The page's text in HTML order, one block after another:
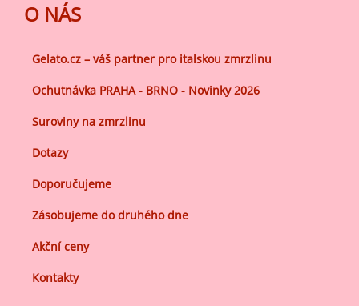
O NÁS
Gelato.cz – váš partner pro italskou zmrzlinu
Ochutnávka PRAHA - BRNO - Novinky 2026
Suroviny na zmrzlinu
Dotazy
Doporučujeme
Zásobujeme do druhého dne
Akční ceny
Kontakty